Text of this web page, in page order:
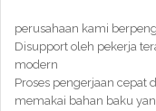
perusahaan kami
Disupport oleh pekerja
modern
Proses pengerjaan cepat
memakai bahan baku